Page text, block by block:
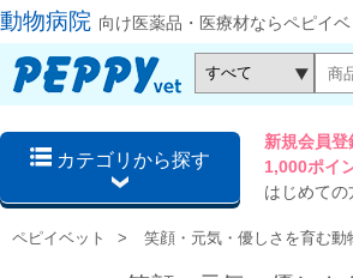
動物病院 向け医薬品・医療材ならペピイベ
カテゴリから探す
新規会員
1,000ポイ
はじめての
ペピイベット 笑顔・元気・優しさを育む